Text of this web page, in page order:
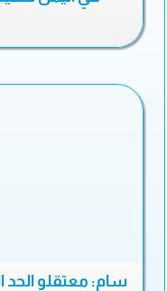
سام: معتقلو الحد